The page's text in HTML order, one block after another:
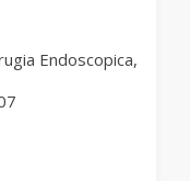
Endoscopica,